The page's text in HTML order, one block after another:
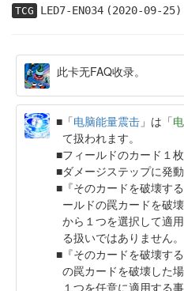
TCG LED7-EN034(2020-09-25)
此卡无FAQ收录。
「电脑能量震击 」は「
て扱われます。
フィールドのカード１
ダメージステップに発
『そのカードを破壊す
ールドの罠カードを破
から１つを選択して適
る扱いではありません。
『そのカードを破壊す
の罠カードを破壊した
１つを任意に適用する